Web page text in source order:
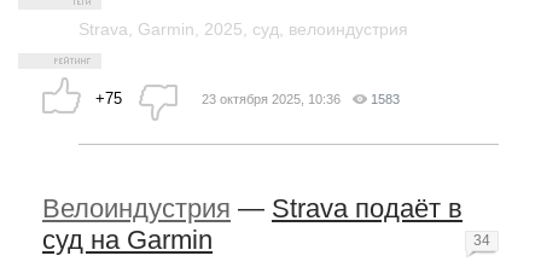
Strava Garmin 2025 суд велоиндустрия
+75 23 октября 2025, 10:36 1583
Велоиндустрия — Strava подаёт в
суд на Garmin
34